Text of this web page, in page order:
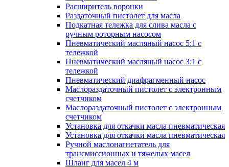
Расширитель воронки
Раздаточный пистолет для масла
Подкатная тележка для слива масла с
ручным роторным насосом
Пневматический масляный насос 5:1 с
тележкой
Пневматический масляный насос 3:1 с
тележкой
Пневматический диафрагменный насос
Маслораздаточный пистолет с электронным
счетчиком
Маслораздаточный пистолет с электронным
счетчиком
Установка для откачки масла пневматическая
Установка для откачки масла пневматическая
Ручной маслонагнетатель для
трансмиссионных и тяжелых масел
Шланг для масел 4 м